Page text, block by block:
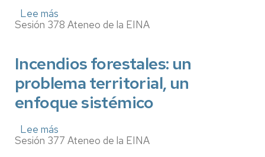
Lee más
Ingeniería
en
la
innovación
tecnológica:
equilibrar
propósito
eficiencia
del
Sesión 378 Ateneo de la EINA
Incendios forestales: un
problema territorial, un
enfoque sistémico
Lee más
Incendios
Sesión 377 Ateneo de la EINA